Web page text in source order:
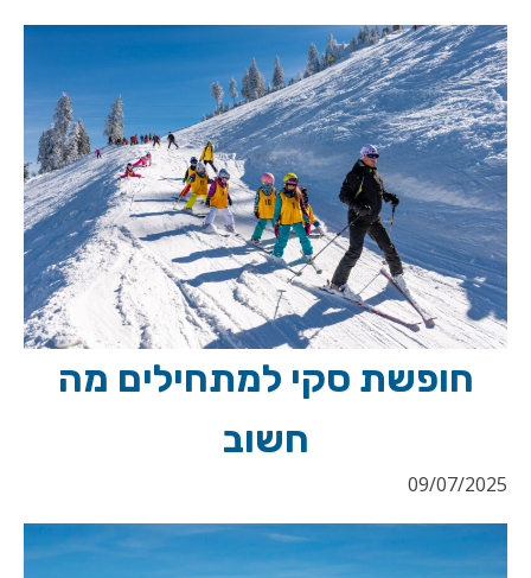
חופשת סקי למתחילים מה
חשוב
09/07/2025